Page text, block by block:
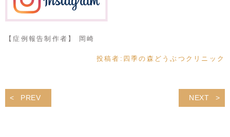
【症例報告制作者】 岡崎
投稿者: 四季の森どうぶつクリニック
PREV NEXT